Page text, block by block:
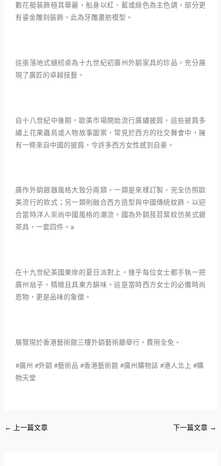
數花艇裝飾極其華麗，船身以紅、藍或綠色為主色調，部分更
有鎏金雕刻裝飾。此為牙雕畫舫模型。
這張落地式縫紉桌為十九世紀初廣州外銷家具的珍品，充分展
現了廣匠的卓越技藝。
自十八世紀中後期，歐美市場開始流行廣繡披肩，這些披肩多
繡上花果蟲鳥或人物故事圖案，常見於西方的社交舞會中，擁
有一條來自中國的披肩，令許多西方女性感到自豪。
廣作外銷銀器風格大致分兩類，一類是來樣訂製，完全仿照歐
美流行的款式；另一類則融合西方造型與中國傳統紋飾，以迎
合當時洋人崇尚中國風格的潮流。國為外銷茛苕葉紋仿英式銀
茶具，一套四件。a
在十九世紀美國東岸的夏日派對上，幾乎每位女士都手執一把
廣州扇子，精緻且具東方韻味。這是當時西方女士的必備時尚
恩物，更是品味的象徵。
展覽現於香港藝術館三樓外銷藝術廳舉行，費用全免。
#廣州 #外銷 #藝術品 #香港藝術館 #廣州購物誌 #港人北上 #購
物天堂
← 上一篇文章 下一篇文章 →